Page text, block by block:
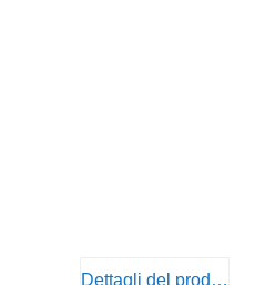
Dettagli del prodotto